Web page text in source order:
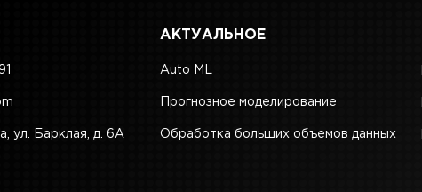
ул. Барклая, д. 6А
АКТУАЛЬНОЕ
Auto ML
Прогнозное моделирование
Обработка больших объемов данных